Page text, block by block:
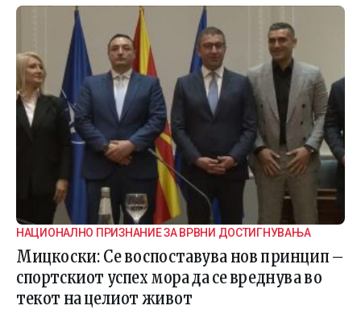
НАЦИОНАЛНО ПРИЗНАНИЕ ЗА ВРВНИ ДОСТИГНУВАЊА
Мицкоски: Се воспоставува нов принцип –
спортскиот успех мора да се вреднува во
текот на целиот живот